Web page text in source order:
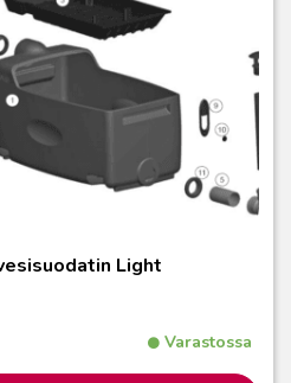
Light
Varastossa